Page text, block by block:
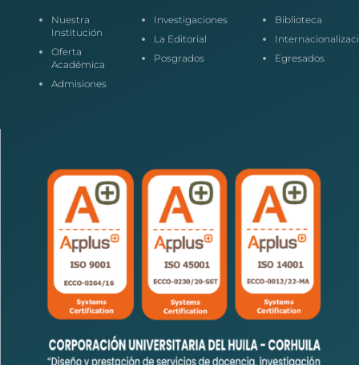
Nuestra
Institución
Oferta
Académica
Admisiones
Investigaciones
La Editorial
Posgrados
Biblioteca
Egresados